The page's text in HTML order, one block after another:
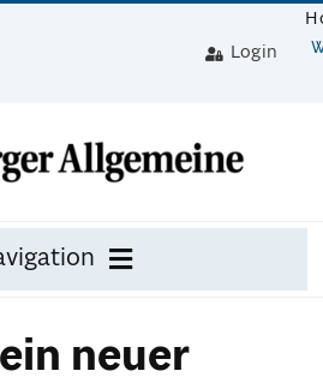
Login
neuer